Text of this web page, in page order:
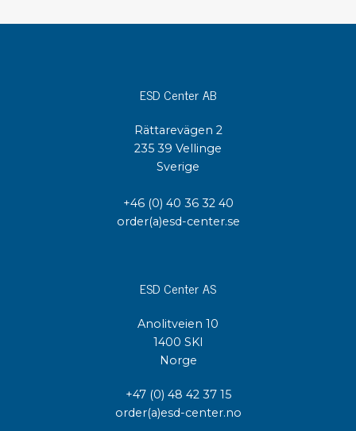
ESD Center AB
Rättarevägen 2
235 39 Vellinge
Sverige
+46 (0) 40 36 32 40
order(a)esd-center.se
ESD Center AS
Anolitveien 10
1400 SKI
Norge
+47 (0) 48 42 37 15
order(a)esd-center.no